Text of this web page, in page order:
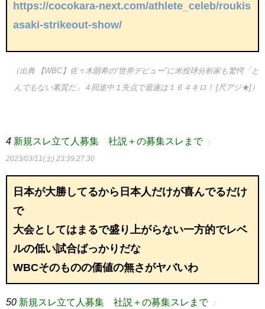
https://cocokara-next.com/athlete_celeb/roukis
asaki-strikeout-show/
（出典 【WBC】佐々木朗希の“世界デビュー”に米投球分析家も驚愕「と
んでもない素質だ」４回途中１失点で最速は１６４キロ！ [尺アジ★]）
4 新規スレ立て人募集 社説＋の募集スレまで ：
2023/03/11(土) 23:39:27.30
日本が大勝してるから日本人だけが喜んでるだけ
で
大会としてはまるで盛り上がらない一方的でレベ
ルの低い試合ばっかりだな
WBCそのものの価値の無さがヤバいわ
50 新規スレ立て人募集 社説＋の募集スレまで ：